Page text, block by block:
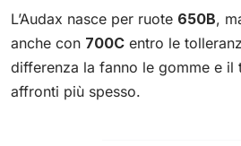
L’Audax nasce per ruote 650B,
anche con 700C entro le
differenza la fanno le gomme e il
affronti più spesso.